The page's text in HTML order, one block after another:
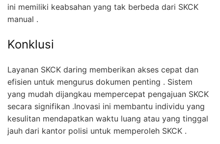
ini memiliki keabsahan yang tak berbeda dari SKCK
manual .
Konklusi
Layanan SKCK daring memberikan akses cepat dan
efisien untuk mengurus dokumen penting . Sistem
yang mudah dijangkau mempercepat pengajuan SKCK
secara signifikan .Inovasi ini membantu individu yang
kesulitan mendapatkan waktu luang atau yang tinggal
jauh dari kantor polisi untuk memperoleh SKCK .